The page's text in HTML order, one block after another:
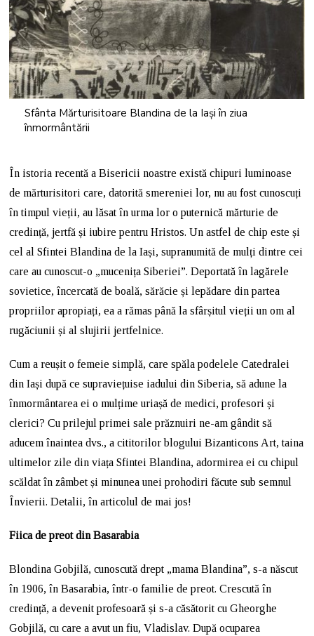
Sfânta Mărturisitoare Blandina de la Iași în ziua
înmormântării
În istoria recentă a Bisericii noastre există chipuri luminoase
de mărturisitori care, datorită smereniei lor, nu au fost cunoscuți
în timpul vieții, au lăsat în urma lor o puternică mărturie de
credință, jertfă și iubire pentru Hristos. Un astfel de chip este și
cel al Sfintei Blandina de la Iași, supranumită de mulți dintre cei
care au cunoscut-o „mucenița Siberiei”. Deportată în lagărele
sovietice, încercată de boală, sărăcie și lepădare din partea
propriilor apropiați, ea a rămas până la sfârșitul vieții un om al
rugăciunii și al slujirii jertfelnice.
Cum a reușit o femeie simplă, care spăla podelele Catedralei
din Iași după ce supraviețuise iadului din Siberia, să adune la
înmormântarea ei o mulțime uriașă de medici, profesori și
clerici? Cu prilejul primei sale prăznuiri ne-am gândit să
aducem înaintea dvs., a cititorilor blogului Bizanticons Art, taina
ultimelor zile din viața Sfintei Blandina, adormirea ei cu chipul
scăldat în zâmbet și minunea unei prohodiri făcute sub semnul
Învierii. Detalii, în articolul de mai jos!
Fiica de preot din Basarabia
Blondina Gobjilă, cunoscută drept „mama Blandina”, s-a născut
în 1906, în Basarabia, într-o familie de preot. Crescută în
credință, a devenit profesoară și s-a căsătorit cu Gheorghe
Gobjilă, cu care a avut un fiu, Vladislav. După ocuparea